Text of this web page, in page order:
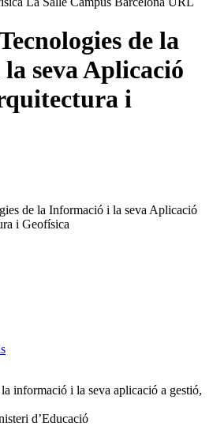
de la
seva Aplicació
i
de la Informació i la seva Aplicació
i Geofísica
informació i la seva aplicació a gestió,
d’Educació